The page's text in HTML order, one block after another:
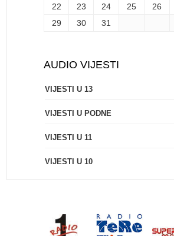
22
23 24 25 26
29
30 31
AUDIO VIJESTI
VIJESTI U 13
VIJESTI U PODNE
VIJESTI U 11
VIJESTI U 10